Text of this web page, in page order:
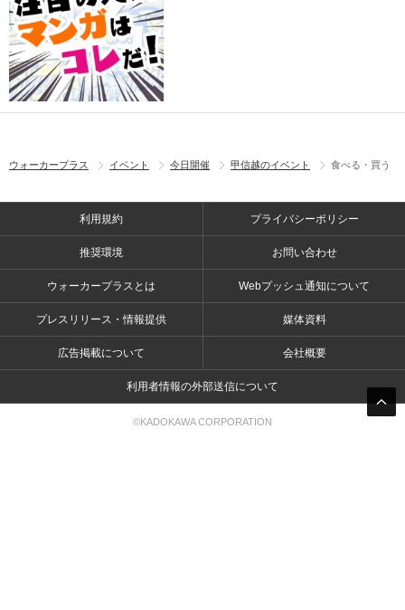
ウォーカープラス イベント 今日開催 甲信越のイベント 食べる・買う
利用規約 プライバシーポリシー
推奨環境 お問い合わせ
ウォーカープラスとは Webプッシュ通知について
プレスリリース・情報提供 媒体資料
広告掲載について 会社概要
利用者情報の外部送信について
©KADOKAWA CORPORATION